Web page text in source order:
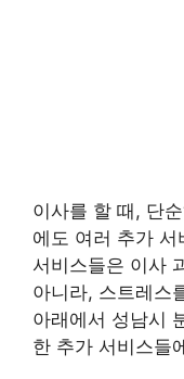
이사를 할 때, 단
에도 여러 추가
서비스들은 이사
아니라, 스트레스
아래에서 성남시
한 추가 서비스들